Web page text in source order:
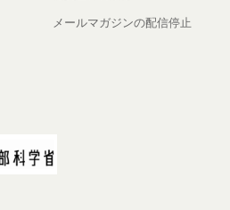
メールマガジンの配信停止